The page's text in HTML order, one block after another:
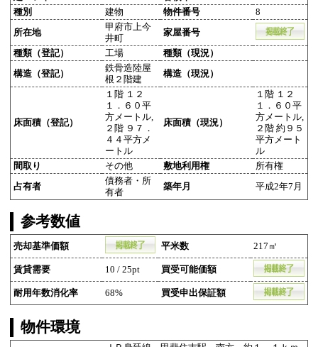
種別
建物 物件番号 8
所在地
甲府市上今
井町
家屋番号
種類（登記） 工場 種類（現況）
構造（登記）
鉄骨造陸屋
根２階建
構造（現況）
床面積（登記）
１階 １２
１．６０平
方メートル,
２階 ９７．
４４平方メ
ートル
床面積（現況）
１階 １２
１．６０平
方メートル,
２階 約９５
平方メート
ル
間取り
その他 敷地利用権 所有権
占有者
債務者・所
有者
築年月 平成2年7月
参考数値
売却基準価額 平米数 217㎡
賃貸需要 10 / 25pt 買受可能価額
耐用年数消化率 68% 買受申出保証額
物件環境